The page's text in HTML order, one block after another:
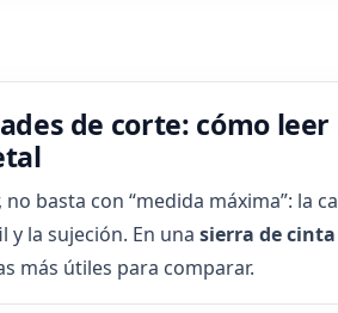
de corte: cómo
no basta con “medida máxima”: la
y la sujeción. En una sierra de
más útiles para comparar.